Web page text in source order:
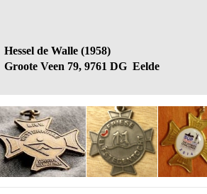
Hessel de Walle (1958)
Groote Veen 79, 9761 DG Eelde